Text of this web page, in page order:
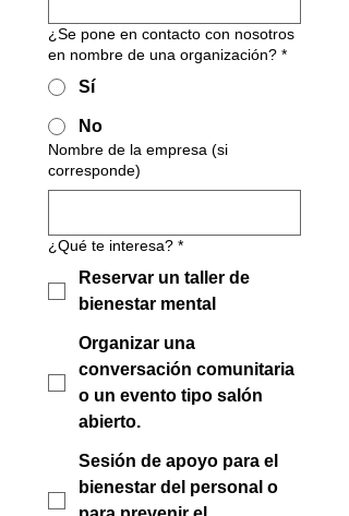
adecuado para su equipo.
¿Se pone en contacto con nosotros
en nombre de una organización? *
Sí
No
Nombre de la empresa (si
corresponde)
¿Qué te interesa? *
Reservar un taller de
bienestar mental
Organizar una
conversación comunitaria
o un evento tipo salón
abierto.
Sesión de apoyo para el
bienestar del personal o